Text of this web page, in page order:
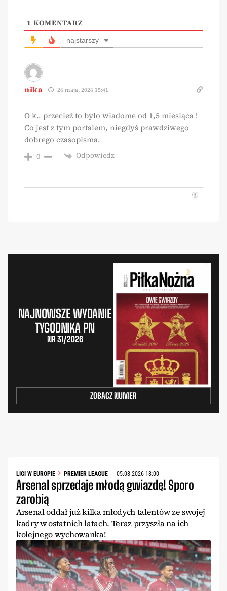
1 KOMENTARZ
najstarszy
nika 26 maja, 2026 15:41
O k.. przecież to było wiadome od 1,5 miesiąca !
Co jest z tym portalem, niegdyś prawdziwego
dobrego czasopisma.
0 Odpowiedz
NAJNOWSZE WYDANIE
TYGODNIKA PN
NR 31/2026
ZOBACZ NUMER
LIGI W EUROPIE PREMIER LEAGUE 05.08.2026 18:00
Arsenal sprzedaje młodą gwiazdę! Sporo
zarobią
Arsenal oddał już kilka młodych talentów ze swojej
kadry w ostatnich latach. Teraz przyszła na ich
kolejnego wychowanka!